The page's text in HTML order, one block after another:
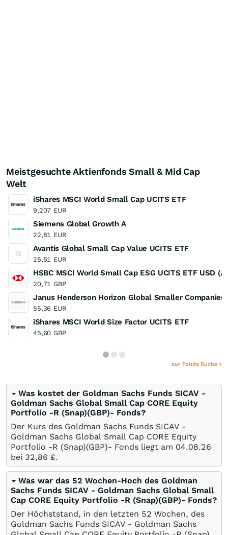
Meistgesuchte Aktienfonds Small & Mid Cap
Welt
iShares MSCI World Small Cap UCITS ETF
9,207 EUR
Siemens Global Growth A
22,81 EUR
Avantis Global Small Cap Value UCITS ETF
25,51 EUR
HSBC MSCI World Small Cap ESG UCITS ETF USD
20,71 GBP
Janus Henderson Horizon Global Smaller Companies
55,36 EUR
iShares MSCI World Size Factor UCITS ETF
45,60 GBP
zur Fonds Suche »
Was kostet der Goldman Sachs Funds SICAV -
Goldman Sachs Global Small Cap CORE Equity
Portfolio -R (Snap)(GBP)- Fonds?
Der Kurs des Goldman Sachs Funds SICAV -
Goldman Sachs Global Small Cap CORE Equity
Portfolio -R (Snap)(GBP)- Fonds liegt am 04.08.26
bei 32,86 £.
Was war das 52 Wochen-Hoch des Goldman
Sachs Funds SICAV - Goldman Sachs Global Small
Cap CORE Equity Portfolio -R (Snap)(GBP)- Fonds?
Der Höchststand, in den letzten 52 Wochen, des
Goldman Sachs Funds SICAV - Goldman Sachs